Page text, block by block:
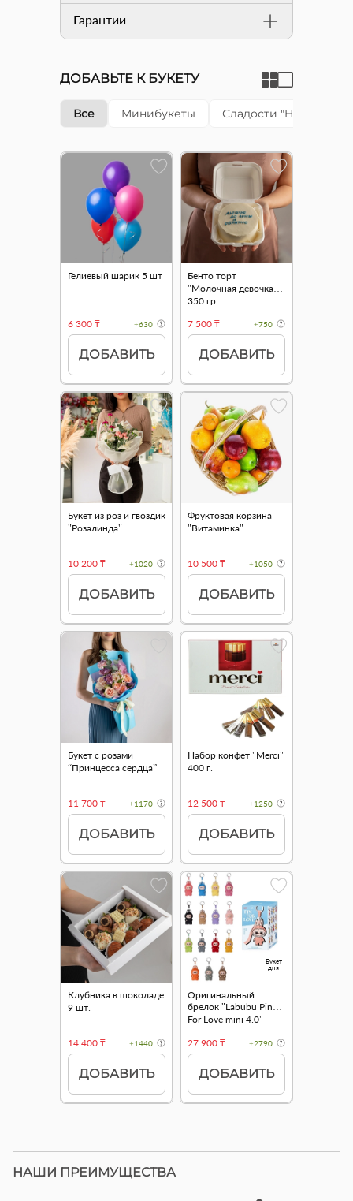
Гарантии
ДОБАВЬТЕ К БУКЕТУ
Все Минибукеты Сладости "Happy cake"
Гелиевый шарик 5 шт
6 300 ₸ +630
ДОБАВИТЬ
Бенто торт
"Молочная девочка"
350 гр.
7 500 ₸
+750
ДОБАВИТЬ
Букет из роз и гвоздик
"Розалинда"
10 200 ₸ +1020
ДОБАВИТЬ
Фруктовая корзина
"Витаминка"
10 500 ₸ +1050
ДОБАВИТЬ
Букет с розами
“Принцесса сердца”
11 700 ₸ +1170
ДОБАВИТЬ
Набор конфет "Merci"
400 г.
12 500 ₸ +1250
ДОБАВИТЬ
Клубника в шоколаде
9 шт.
14 400 ₸ +1440
ДОБАВИТЬ
Букет
дня
Оригинальный
брелок "Labubu Pin
For Love mini 4.0"
27 900 ₸
+2790
ДОБАВИТЬ
НАШИ ПРЕИМУЩЕСТВА